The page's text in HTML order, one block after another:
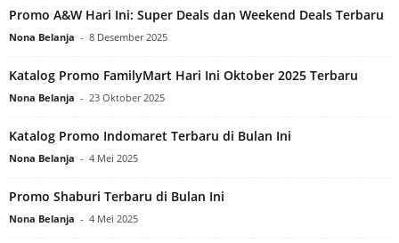
Promo A&W Hari Ini: Super Deals dan Weekend Deals Terbaru
Nona Belanja - 8 Desember 2025
Katalog Promo FamilyMart Hari Ini Oktober 2025 Terbaru
Nona Belanja - 23 Oktober 2025
Katalog Promo Indomaret Terbaru di Bulan Ini
Nona Belanja - 4 Mei 2025
Promo Shaburi Terbaru di Bulan Ini
Nona Belanja - 4 Mei 2025